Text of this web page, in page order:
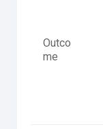
Outco
me